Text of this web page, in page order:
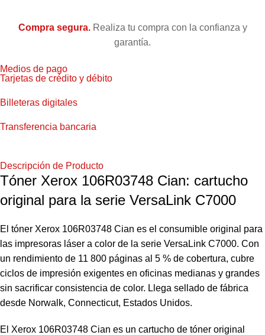
Compra segura.Realiza tu compra con la confianza y
garantía.
Medios de pago
Tarjetas de crédito y débito
Billeteras digitales
Transferencia bancaria
Descripción de Producto
Tóner Xerox 106R03748 Cian: cartucho
original para la serie VersaLink C7000
El tóner Xerox 106R03748 Cian es el consumible original para
las impresoras láser a color de la serie VersaLink C7000. Con
un rendimiento de 11 800 páginas al 5 % de cobertura, cubre
ciclos de impresión exigentes en oficinas medianas y grandes
sin sacrificar consistencia de color. Llega sellado de fábrica
desde Norwalk, Connecticut, Estados Unidos.
El Xerox 106R03748 Cian es un cartucho de tóner original